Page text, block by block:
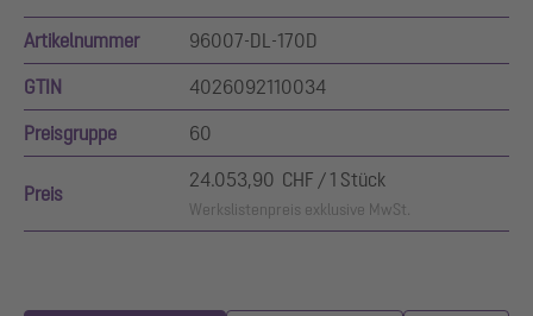
Artikelnummer 96007-DL-170D
GTIN 4026092110034
Preisgruppe 60
Preis
24.053,90 CHF / 1 Stück
Werkslistenpreis exklusive MwSt.